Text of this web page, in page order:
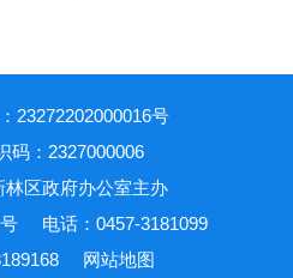
23272202000016号
码：2327000006
林区政府办公室主办
电话：0457-3181099
网站地图